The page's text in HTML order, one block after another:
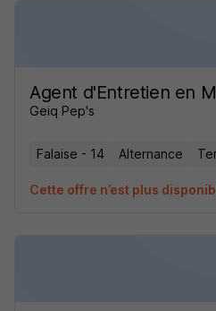
Agent d'Entretien en
Geiq Pep's
Falaise - 14 Alternance
Cette offre n’est plus